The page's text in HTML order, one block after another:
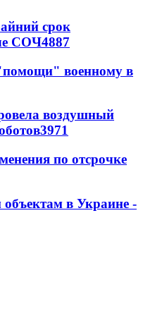
срок
СОЧ4887
военному в
воздушный
3971
по отсрочке
в Украине -